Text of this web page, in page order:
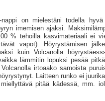
on mielestäni todella
imemisen ajaksi.
% tehoilla kasvimateriaali ei
vapot). Höyrystämisen
kuin Volcanolla
lämmitin lopuksi pesää
irtoaako samoista
Laitteen runko ei
pitää kädessä, mm.